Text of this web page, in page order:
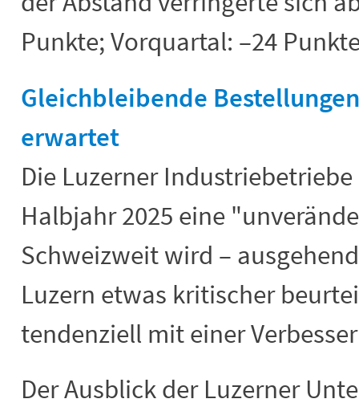
Punkte; Vorquartal: –24
Gleichbleibende
erwartet
Die Luzerner
Halbjahr 2025 eine
Schweizweit wird –
Luzern etwas kritischer
tendenziell mit einer
Der Ausblick der Luzerner